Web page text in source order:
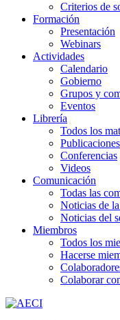
Criterios de
Formación
Presentación
Webinars
Actividades
Calendario
Gobierno
Grupos y
Eventos
Librería
Todos los
Publicaciones
Conferencias
Videos
Comunicación
Todas las
Noticias de
Noticias del
Miembros
Todos los
Hacerse
Colaborar